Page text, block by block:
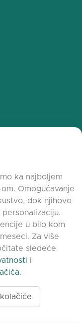
www.quora.com/
Agent-7/Maximizing-
Sva prava
C9 Group
ka najboljem
Omogućavanje
dok njihovo
u bilo kom
Za više
sledeće
i
.